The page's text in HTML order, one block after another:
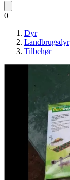
0
Dyr
Landbrugsdyr
Tilbehør